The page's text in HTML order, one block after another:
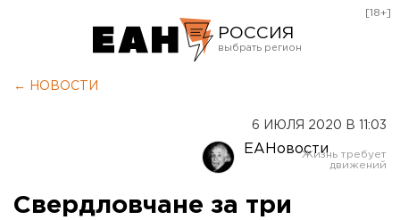
РОССИЯ
Оренбург
[18+]
← НОВОСТИ
6 ИЮЛЯ 2020 В 11:03
ЕАНовости
Свердловчане за три